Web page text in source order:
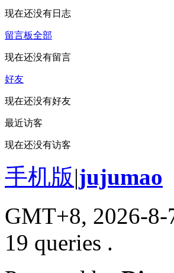
现在还没有日志
留言板全部
现在还没有留言
好友
现在还没有好友
最近访客
现在还没有访客
手机版|jujumao
GMT+8, 2026-8-
19 queries .